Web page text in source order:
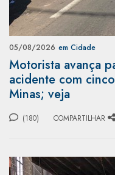
05/08/2026 em Cidade
Motorista avança
acidente com
Minas; veja
(180) COMPARTILHAR